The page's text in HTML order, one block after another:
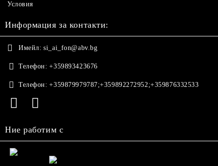
Условия
Информация за контакти:
Имейл: si_ai_fon@abv.bg
Телефон: +359893423676
Телефон: +359879979787;+359892272952;+359876332533
Ние работим с